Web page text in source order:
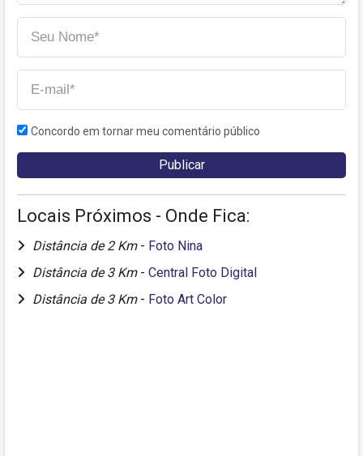
Concordo em tornar meu comentário público
Locais Próximos - Onde Fica:
Distância de 2 Km - Foto Nina
Distância de 3 Km - Central Foto Digital
Distância de 3 Km - Foto Art Color